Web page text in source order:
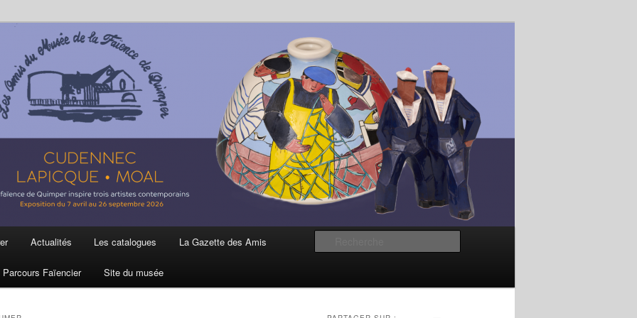
et de la Faïence de Quimper
Actualités Les catalogues La Gazette des Amis
Parcours Faïencier Site du musée